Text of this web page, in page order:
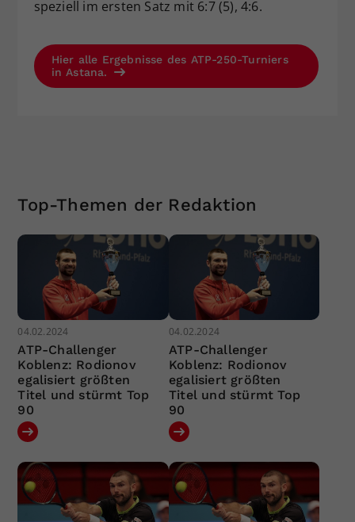
speziell im ersten Satz mit 6:7 (5), 4:6.
Hier alle Ergebnisse des ATP-250-Turniers
in Astana.
Top-Themen der Redaktion
04.02.2024
ATP-Challenger
Koblenz: Rodionov
egalisiert größten
Titel und stürmt Top
90
04.02.2024
ATP-Challenger
Koblenz: Rodionov
egalisiert größten
Titel und stürmt Top
90